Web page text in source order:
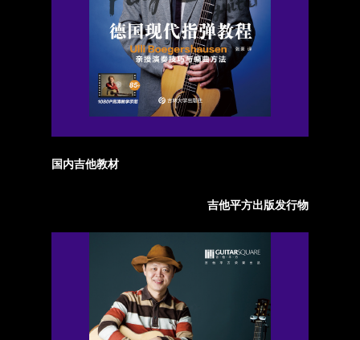
国内吉他教材
吉他平方出版发行物